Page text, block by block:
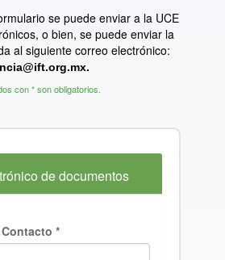
se puede enviar a la UCE
o bien, se puede enviar la
al siguiente correo electrónico:
con * son obligatorios.
de documentos
*